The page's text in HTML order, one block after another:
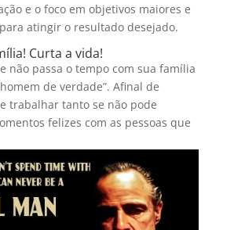
e o foco em objetivos maiores e
atingir o resultado desejado.
Curta a vida!
não passa o tempo com sua família
de verdade”. Afinal de
trabalhar tanto se não pode
felizes com as pessoas que